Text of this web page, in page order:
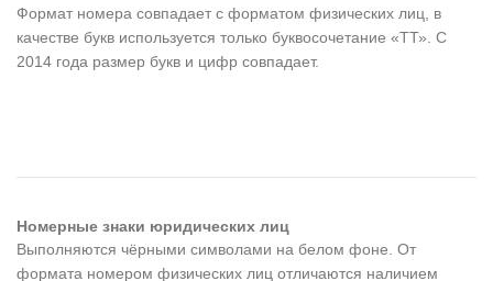
Формат номера совпадает с форматом физических лиц, в
качестве букв используется только буквосочетание «ТТ». С
2014 года размер букв и цифр совпадает.
Номерные знаки юридических лиц
Выполняются чёрными символами на белом фоне. От
формата номером физических лиц отличаются наличием